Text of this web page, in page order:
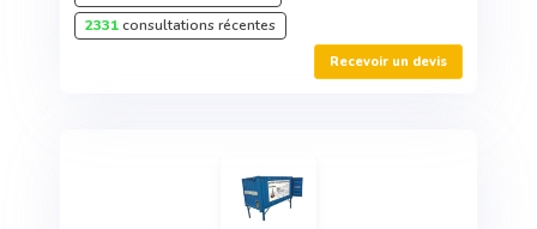
2331consultations récentes
Recevoir un devis